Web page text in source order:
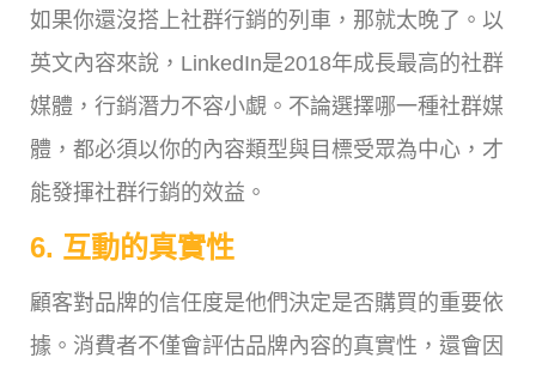
如果你還沒搭上社群行銷的列車，那就太晚了。以
英文內容來說，LinkedIn是2018年成長最高的社群
媒體，行銷潛力不容小覷。不論選擇哪一種社群媒
體，都必須以你的內容類型與目標受眾為中心，才
能發揮社群行銷的效益。
6. 互動的真實性
顧客對品牌的信任度是他們決定是否購買的重要依
據。消費者不僅會評估品牌內容的真實性，還會因